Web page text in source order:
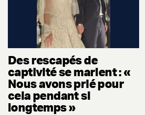
Des rescapés de
captivité se marient : «
Nous avons prié pour
cela pendant si
longtemps »